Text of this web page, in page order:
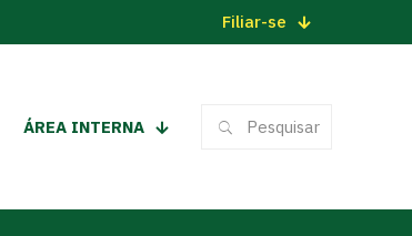
Filiar-se
ÁREA INTERNA